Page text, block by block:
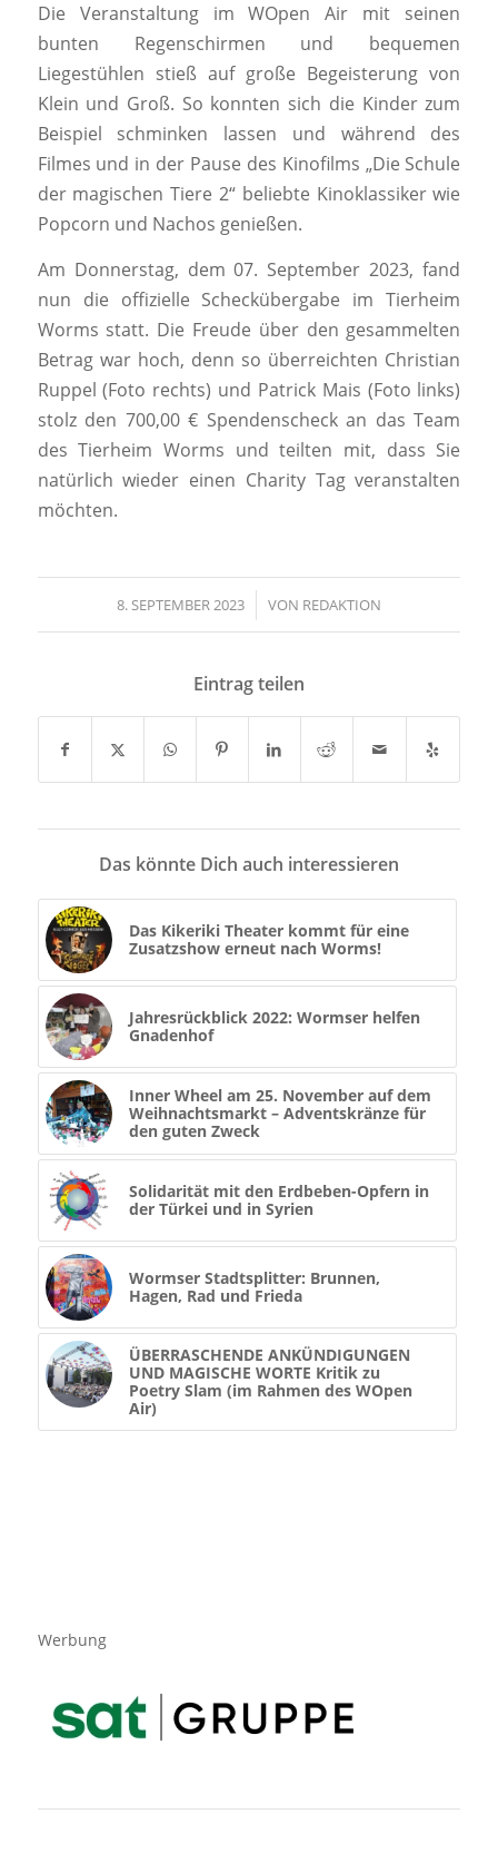
Die Veranstaltung im WOpen Air mit seinen
bunten Regenschirmen und bequemen
Liegestühlen stieß auf große Begeisterung von
Klein und Groß. So konnten sich die Kinder zum
Beispiel schminken lassen und während des
Filmes und in der Pause des Kinofilms „Die Schule
der magischen Tiere 2“ beliebte Kinoklassiker wie
Popcorn und Nachos genießen.
Am Donnerstag, dem 07. September 2023, fand
nun die offizielle Scheckübergabe im Tierheim
Worms statt. Die Freude über den gesammelten
Betrag war hoch, denn so überreichten Christian
Ruppel (Foto rechts) und Patrick Mais (Foto links)
stolz den 700,00 € Spendenscheck an das Team
des Tierheim Worms und teilten mit, dass Sie
natürlich wieder einen Charity Tag veranstalten
möchten.
8. SEPTEMBER 2023
/ VON REDAKTION
Eintrag teilen
Das könnte Dich auch interessieren
Das Kikeriki Theater kommt für eine
Zusatzshow erneut nach Worms!
Jahresrückblick 2022: Wormser helfen
Gnadenhof
Inner Wheel am 25. November auf dem
Weihnachtsmarkt – Adventskränze für
den guten Zweck
Solidarität mit den Erdbeben-Opfern in
der Türkei und in Syrien
Wormser Stadtsplitter: Brunnen,
Hagen, Rad und Frieda
ÜBERRASCHENDE ANKÜNDIGUNGEN
UND MAGISCHE WORTE Kritik zu
Poetry Slam (im Rahmen des WOpen
Air)
Werbung